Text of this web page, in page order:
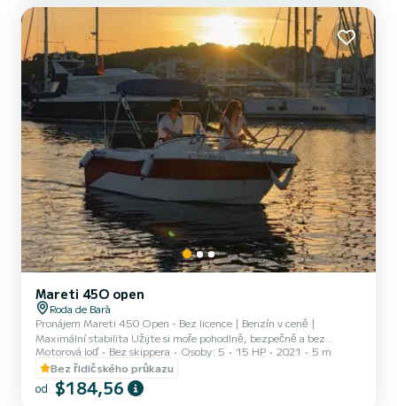
Mareti 45O open
Roda de Barà
Pronájem Mareti 450 Open - Bez licence | Benzín v ceně |
Maximální stabilita Užijte si moře pohodlně, bezpečně a bez
potřeby licence s naším Mareti 450 Open, moderním a velmi
stabilním člunem, ideálním jak pro začátečníky, tak pro ty, kteří
hledají relaxaci a perfektní den na moři. Tento člun postavený v roce
2021 má délku 5 metrů a šířku 2 metry, což mu poskytuje větší
Motorová loď Bez skippera Osoby: 5 15 HP 2021
5 m
Bez řidičského průkazu
od $184,56